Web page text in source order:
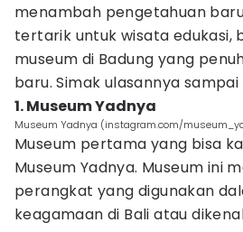
menambah pengetahuan
tertarik untuk wisata edukasi,
museum di Badung yang
baru. Simak ulasannya sampai
1. Museum Yadnya
Museum Yadnya (instagram.com/
Museum pertama yang bisa
Museum Yadnya. Museum ini
perangkat yang digunakan
keagamaan di Bali atau